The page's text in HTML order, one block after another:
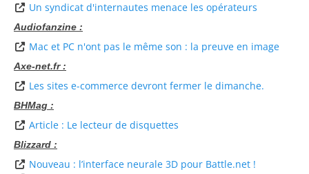
Un syndicat d'internautes menace les opérateurs
Audiofanzine :
Mac et PC n'ont pas le même son : la preuve en image
Axe-net.fr :
Les sites e-commerce devront fermer le dimanche.
BHMag :
Article : Le lecteur de disquettes
Blizzard :
Nouveau : l’interface neurale 3D pour Battle.net !